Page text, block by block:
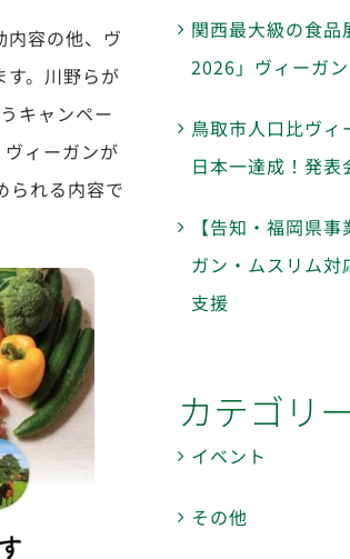
容の他、ヴ
。川野らが
キャンペー
ィーガンが
られる内容で
関西最大級の食品
2026」ヴィーガ
鳥取市人口比ヴ
日本一達成！発表
【告知・福岡県
ガン・ムスリム
支援
カテゴリ
イベント
その他